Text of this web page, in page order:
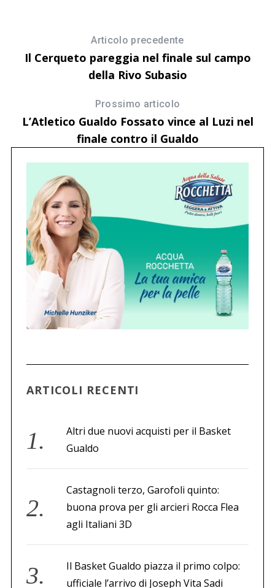
Articolo precedente
Il Cerqueto pareggia nel finale sul campo
della Rivo Subasio
Prossimo articolo
L’Atletico Gualdo Fossato vince al Luzi nel
finale contro il Gualdo
ARTICOLI RECENTI
Altri due nuovi acquisti per il Basket
Gualdo
Castagnoli terzo, Garofoli quinto:
buona prova per gli arcieri Rocca Flea
agli Italiani 3D
Il Basket Gualdo piazza il primo colpo:
ufficiale l’arrivo di Joseph Vita Sadi